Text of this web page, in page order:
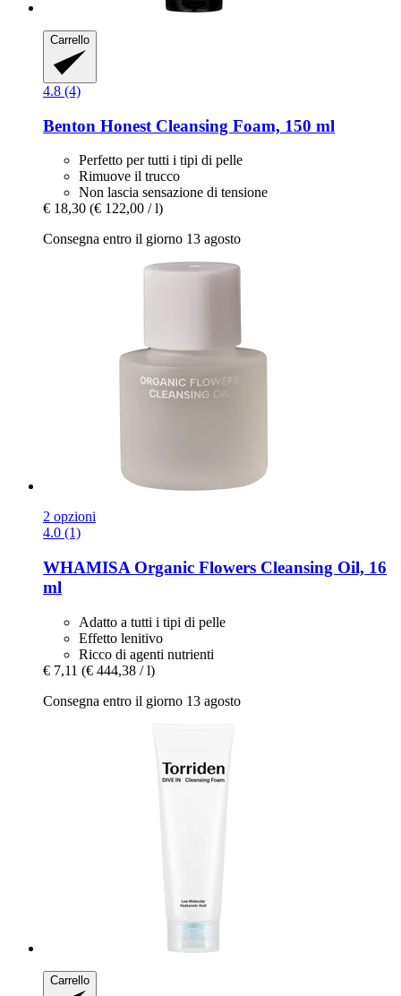
Carrello
4.8 (4)
Benton Honest Cleansing Foam, 150 ml
Perfetto per tutti i tipi di pelle
Rimuove il trucco
Non lascia sensazione di tensione
€ 18,30 (€ 122,00 / l)
Consegna entro il giorno 13 agosto
2 opzioni
4.0 (1)
WHAMISA Organic Flowers Cleansing Oil, 16
ml
Adatto a tutti i tipi di pelle
Effetto lenitivo
Ricco di agenti nutrienti
€ 7,11 (€ 444,38 / l)
Consegna entro il giorno 13 agosto
Carrello